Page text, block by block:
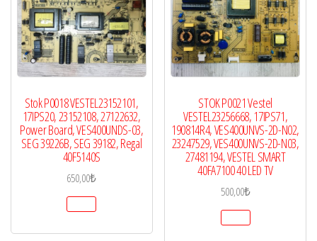
Stok P0018 VESTEL23152101,
17IPS20, 23152108, 27122632,
Power Board, VES400UNDS-03,
SEG 39226B, SEG 39182, Regal
40F5140S
650,00₺
STOK P0021 Vestel
VESTEL23256668, 17IPS71,
190814R4, VES400UNVS-2D-N02,
23247529, VES400UNVS-2D-N03,
27481194, VESTEL SMART
40FA7100 40 LED TV
500,00₺